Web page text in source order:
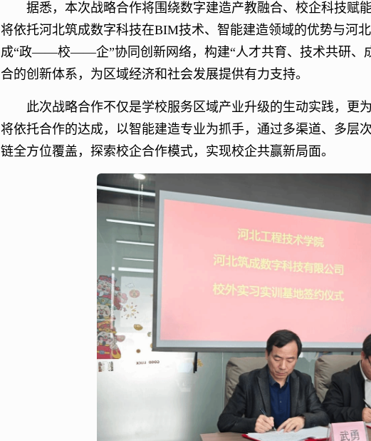
据悉，本次战略合作将围绕数字建造产教融合、校企科技赋
将依托河北筑成数字科技在BIM技术、智能建造领域的优势与河
成“政——校——企”协同创新网络，构建“人才共育、技术共研、
合的创新体系，为区域经济和社会发展提供有力支持。
此次战略合作不仅是学校服务区域产业升级的生动实践，更
将依托合作的达成，以智能建造专业为抓手，通过多渠道、多层
链全方位覆盖，探索校企合作模式，实现校企共赢新局面。